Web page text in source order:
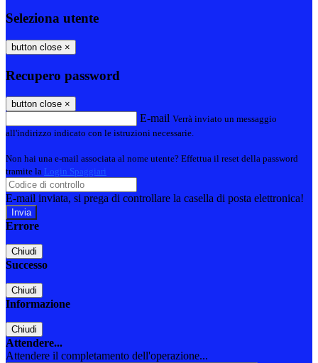
Seleziona utente
button close ×
Recupero password
button close ×
E-mail Verrà inviato un messaggio
all'indirizzo indicato con le istruzioni necessarie.
Non hai una e-mail associata al nome utente? Effettua il reset della password
tramite la Login Spaggiari
E-mail inviata, si prega di controllare la casella di posta elettronica!
Errore
Chiudi
Successo
Chiudi
Informazione
Chiudi
Attendere...
Attendere il completamento dell'operazione...